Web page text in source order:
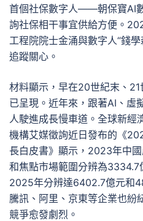
首個社保數字人——朝保寶AI
詢社保相干事宜供給方便。
工程院院士金涌與數字人“錢
追蹤關心。
材料顯示，早在20世紀末、
已呈現。近年來，跟著AI、虛
人駛進成長慢車道。全球新經
機構艾媒徵詢近日發布的《
長白皮書》顯示，2023年中
和焦點市場範圍分辨為
2025年分辨達6402.7億元和
騰訊、阿里、京東等企業也紛
競爭愈發劇烈。